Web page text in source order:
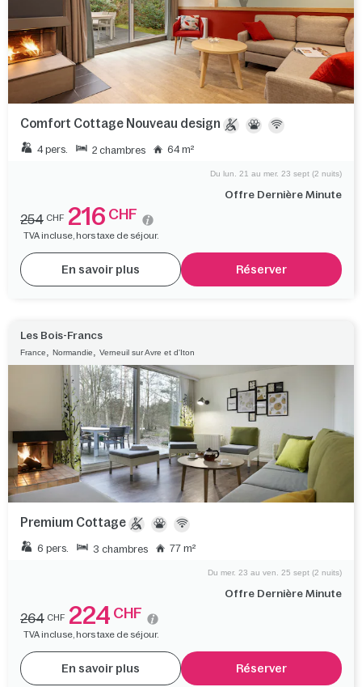
Comfort Cottage Nouveau design
4 pers. 2 chambres 64 m²
Offre Dernière Minute
Du lun. 21 au mer. 23 sept (2 nuits)
254 CHF 216 CHF
TVA incluse, hors taxe de séjour.
En savoir plus Réserver
Les Bois-Francs
France, Normandie, Verneuil sur Avre et d'Iton
Premium Cottage
6 pers. 3 chambres 77 m²
Offre Dernière Minute
Du mer. 23 au ven. 25 sept (2 nuits)
264 CHF 224 CHF
TVA incluse, hors taxe de séjour.
En savoir plus Réserver